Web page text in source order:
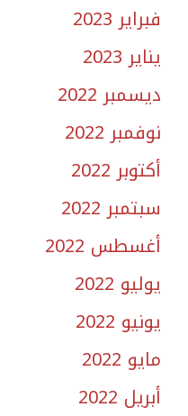
فبراير 2023
يناير 2023
ديسمبر 2022
نوفمبر 2022
أكتوبر 2022
سبتمبر 2022
أغسطس 2022
يوليو 2022
يونيو 2022
مايو 2022
أبريل 2022